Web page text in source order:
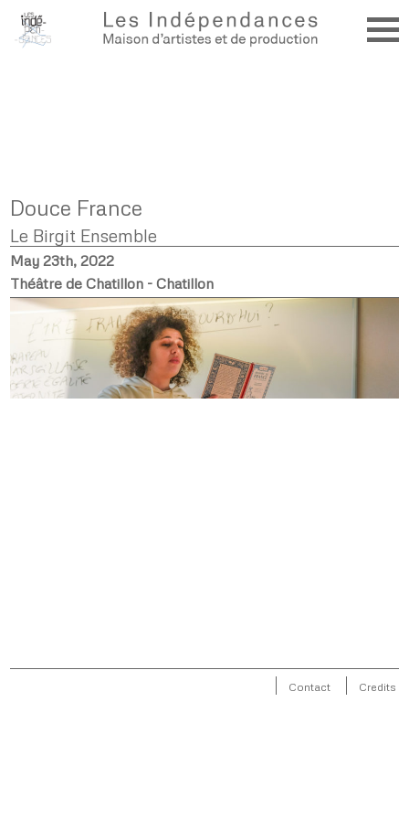
Douce France
Le Birgit Ensemble
May 23th, 2022
Théâtre de Chatillon - Chatillon
Contact Credits